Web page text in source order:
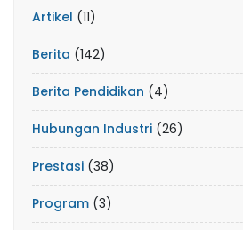
Artikel (11)
Berita (142)
Berita Pendidikan (4)
Hubungan Industri (26)
Prestasi (38)
Program (3)